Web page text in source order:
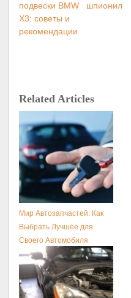
подвески BMW
X3: советы и
рекомендации
шпионил
Related Articles
Мир Автозапчастей: Как
Выбрать Лучшее для
Своего Автомобиля